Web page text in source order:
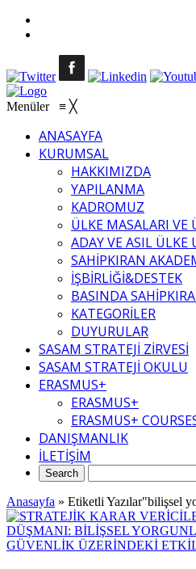
Menüler ≡ ╳
ANASAYFA
KURUMSAL
HAKKIMIZDA
YAPILANMA
KADROMUZ
ÜLKE MASALARI
ADAY VE ASIL
SAHİPKIRAN
İŞBİRLİĞİ&DESTEK
BASINDA
KATEGORİLER
DUYURULAR
SASAM STRATEJİ ZİRVESİ
SASAM STRATEJİ OKULU
ERASMUS+
ERASMUS+
ERASMUS+
DANIŞMANLIK
İLETİŞİM
Anasayfa » Etiketli Yazılar"bilişsel